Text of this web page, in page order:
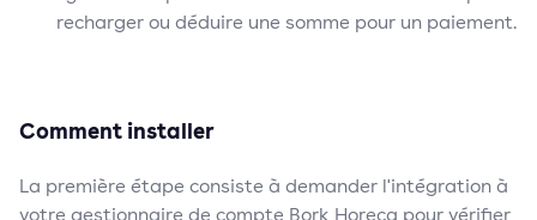
recharger ou déduire une somme pour un paiement.
Comment installer
La première étape consiste à demander l'intégration à
votre gestionnaire de compte Bork Horeca pour vérifier